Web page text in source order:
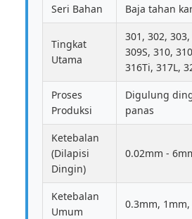
Seri Bahan Baja tahan
Tingkat
Utama
301, 302,
309S, 310,
316Ti, 317L,
Proses
Produksi
Digulung
panas
Ketebalan
(Dilapisi
Dingin)
0.02mm -
Ketebalan
Umum
0.3mm,